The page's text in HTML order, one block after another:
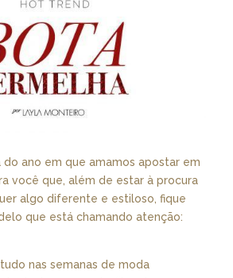
do ano em que amamos apostar em
você que, além de estar à procura
algo diferente e estiloso, fique
que está chamando atenção:
nas semanas de moda